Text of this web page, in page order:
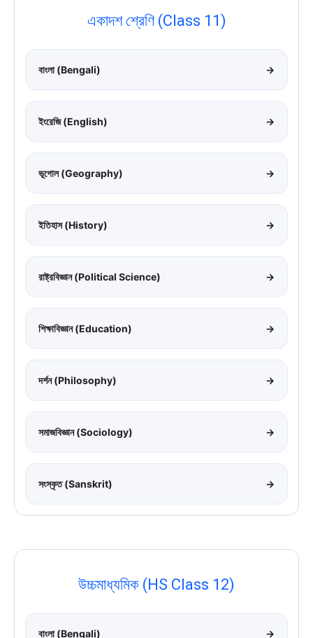
একাদশ শ্রেণি (Class 11)
বাংলা (Bengali) →
ইংরেজি (English) →
ভূগোল (Geography) →
ইতিহাস (History) →
রাষ্ট্রবিজ্ঞান (Political Science) →
শিক্ষাবিজ্ঞান (Education) →
দর্শন (Philosophy) →
সমাজবিজ্ঞান (Sociology) →
সংস্কৃত (Sanskrit) →
উচ্চমাধ্যমিক (HS Class 12)
বাংলা (Bengali) →